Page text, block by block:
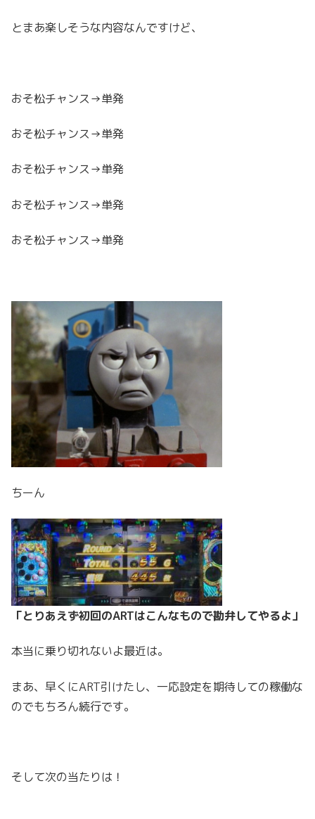
とまあ楽しそうな内容なんですけど、
おそ松チャンス→単発
おそ松チャンス→単発
おそ松チャンス→単発
おそ松チャンス→単発
おそ松チャンス→単発
ちーん
「とりあえず初回のARTはこんなもので勘弁してやるよ」
本当に乗り切れないよ最近は。
まあ、早くにART引けたし、一応設定を期待しての稼働な
のでもちろん続行です。
そして次の当たりは！